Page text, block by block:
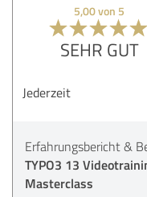
5,00 von 5
SEHR GUT
Jederzeit
Erfahrungsbericht &
TYPO3 13
Masterclass